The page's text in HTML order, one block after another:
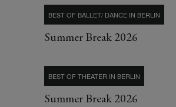
BEST OF BALLET/ DANCE IN BERLIN
Summer Break 2026
BEST OF THEATER IN BERLIN
Summer Break 2026